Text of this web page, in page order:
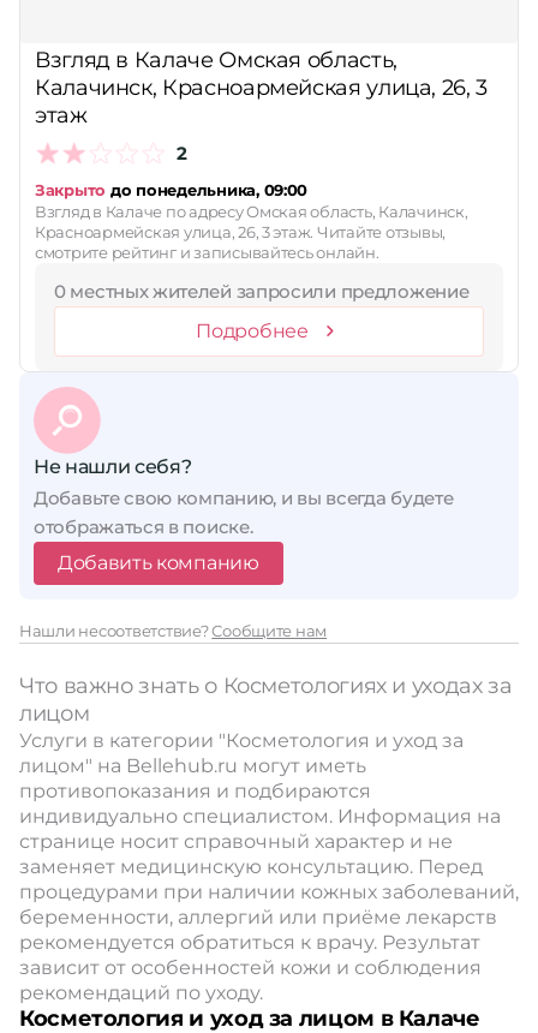
Принимает сертификаты
Применить
Взгляд в Калаче Омская область,
Калачинск, Красноармейская улица, 26, 3
этаж
2
Закрыто до понедельника, 09:00
Взгляд в Калаче по адресу Омская область, Калачинск,
Красноармейская улица, 26, 3 этаж. Читайте отзывы,
смотрите рейтинг и записывайтесь онлайн.
0 местных жителей запросили предложение
Подробнее
Не нашли себя?
Добавьте свою компанию, и вы всегда будете
отображаться в поиске.
Добавить компанию
Нашли несоответствие?Сообщите нам
Что важно знать о Косметологиях и уходах за
лицом
Услуги в категории "Косметология и уход за
лицом" на Bellehub.ru могут иметь
противопоказания и подбираются
индивидуально специалистом. Информация на
странице носит справочный характер и не
заменяет медицинскую консультацию. Перед
процедурами при наличии кожных заболеваний,
беременности, аллергий или приёме лекарств
рекомендуется обратиться к врачу. Результат
зависит от особенностей кожи и соблюдения
рекомендаций по уходу.
Косметология и уход за лицом в Калаче